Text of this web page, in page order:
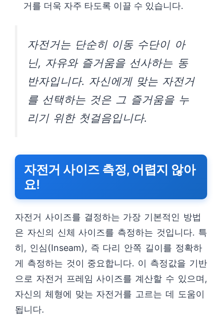
거를 더욱 자주 타도록 이끌 수 있습니다.
자전거는 단순히 이동 수단이 아
닌, 자유와 즐거움을 선사하는 동
반자입니다. 자신에게 맞는 자전거
를 선택하는 것은 그 즐거움을 누
리기 위한 첫걸음입니다.
자전거 사이즈 측정, 어렵지 않아
요!
자전거 사이즈를 결정하는 가장 기본적인 방법
은 자신의 신체 사이즈를 측정하는 것입니다. 특
히, 인심(Inseam), 즉 다리 안쪽 길이를 정확하
게 측정하는 것이 중요합니다. 이 측정값을 기반
으로 자전거 프레임 사이즈를 계산할 수 있으며,
자신의 체형에 맞는 자전거를 고르는 데 도움이
됩니다.